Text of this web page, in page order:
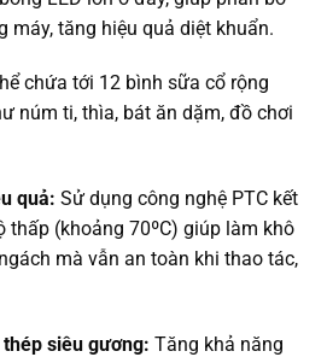
máy, tăng hiệu quả diệt khuẩn.
chứa tới 12 bình sữa cổ rộng
núm ti, thìa, bát ăn dặm, đồ chơi
quả: Sử dụng công nghệ PTC kết
thấp (khoảng 70ºC) giúp làm khô
mà vẫn an toàn khi thao tác,
siêu gương: Tăng khả năng